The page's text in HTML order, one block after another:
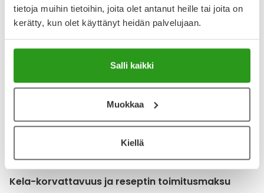
tietoja muihin tietoihin, joita olet antanut heille tai joita on
kerätty, kun olet käyttänyt heidän palvelujaan.
Salli kaikki
Muokkaa
Kiellä
Katso kaikki MERCILON PARANOVA-tuotteet
YA-muistuttaja
Muistuttajan avulla pidät huolen, että tilaat tarvitsemasi
tuotteet ajoissa, eivätkä ne lopu kesken.
Lisää tuote muistuttajaan
Kela-korvattavuus ja reseptin toimitusmaksu